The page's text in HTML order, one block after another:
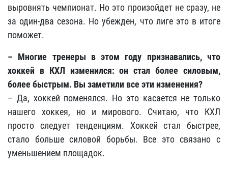
выровнять чемпионат. Но это произойдет не сразу, не
за один-два сезона. Но убежден, что лиге это в итоге
поможет.
– Многие тренеры в этом году признавались, что
хоккей в КХЛ изменился: он стал более силовым,
более быстрым. Вы заметили все эти изменения?
– Да, хоккей поменялся. Но это касается не только
нашего хоккея, но и мирового. Считаю, что КХЛ
просто следует тенденциям. Хоккей стал быстрее,
стало больше силовой борьбы. Все это связано с
уменьшением площадок.